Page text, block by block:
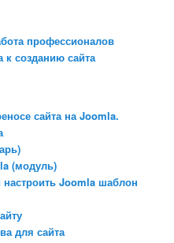
профессионалов
созданию сайта
сайта на Joomla.
(модуль)
настроить Joomla шаблон
для сайта